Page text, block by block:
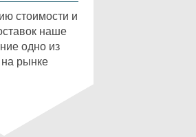
стоимости и
наше
одно из
рынке